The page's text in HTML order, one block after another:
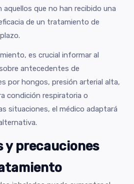
que no han recibido una
de un tratamiento de
es crucial informar al
antecedentes de
por hongos, presión arterial alta,
condición respiratoria o
situaciones, el médico adaptará
y precauciones